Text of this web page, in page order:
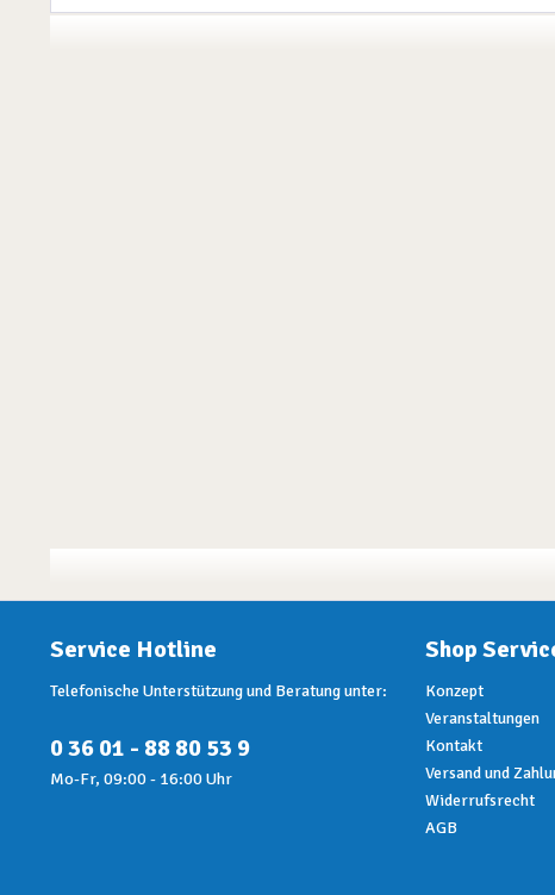
Service Hotline
Telefonische Unterstützung und Beratung unter:
0 36 01 - 88 80 53 9
Mo-Fr, 09:00 - 16:00 Uhr
Shop
Konzept
Veranstaltungen
Kontakt
Versand und
Widerrufsrecht
AGB